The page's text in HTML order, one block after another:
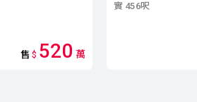
售 $ 520 萬
實 456呎